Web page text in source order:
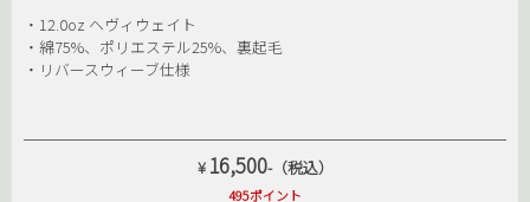
・12.0oz ヘヴィウェイト
・綿75%、ポリエステル25%、裏起毛
・リバースウィーブ仕様
¥ 16,500-（税込）
495ポイント